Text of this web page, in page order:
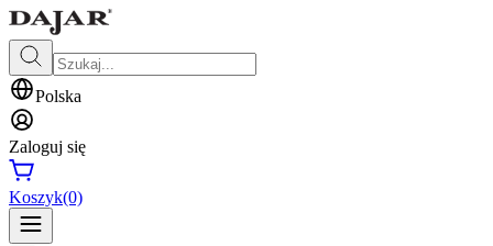
Polska
Zaloguj się
Koszyk(0)